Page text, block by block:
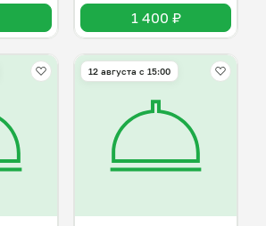
1 400 ₽
12 августа с 15:00